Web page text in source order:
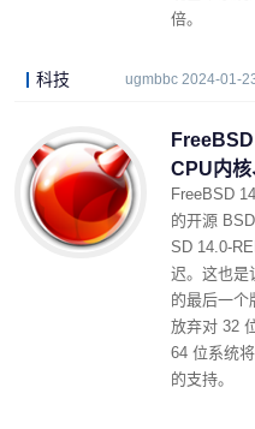
倍。
科技 ugmbbc 2024-01-
CPU内
FreeBSD
的开源
SD 14.0-
迟。这也是
的最后一个
放弃对 32
64 位系统
的支持。